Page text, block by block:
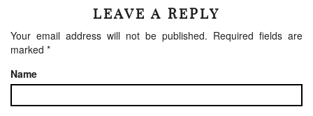
LEAVE A REPLY
Your email address will not be published. Required fields are
marked *
Name